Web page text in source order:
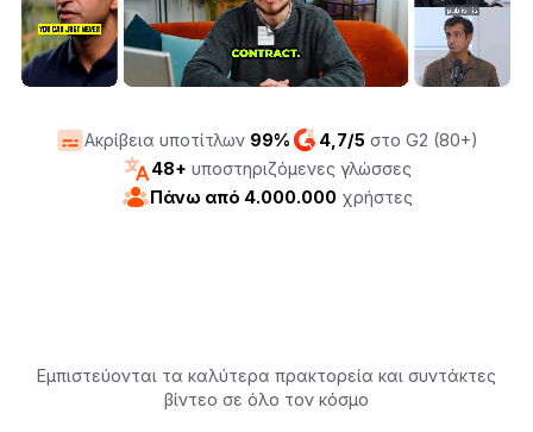
Ακρίβεια υποτίτλων 99% 4,7/5στο G2 (80+)
48+ υποστηριζόμενες γλώσσες
Πάνω από 4.000.000χρήστες
Εμπιστεύονται τα καλύτερα πρακτορεία και συντάκτες
βίντεο σε όλο τον κόσμο